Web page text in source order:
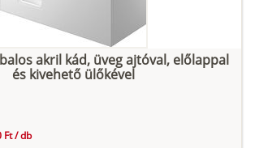
akril kád, üveg ajtóval, előlappal
és kivehető ülőkével
Ft /db